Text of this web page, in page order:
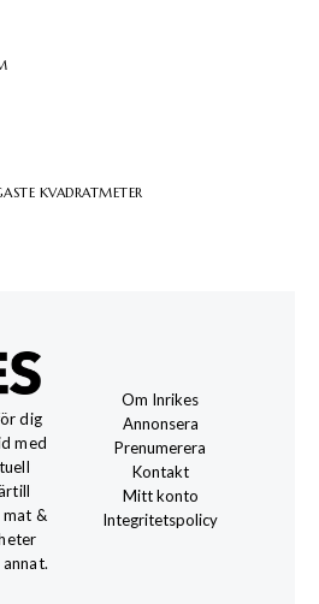
KVADRATMETER
dig
med
&
Om Inrikes
Annonsera
Prenumerera
Kontakt
Mitt konto
Integritetspolicy